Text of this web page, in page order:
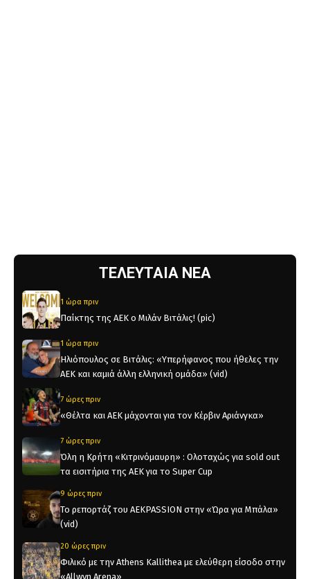
ΤΕΛΕΥΤΑΙΑ ΝΕΑ
1 ώρα πριν
Παίκτης της ΑΕΚ ο Μιλάν Βιτάλις! (pic)
1 ώρα πριν
Ηλιόπουλος σε Βιτάλις: «Υπερήφανος που ήθελες την
ΑΕΚ και καμιά άλλη ελληνική ομάδα» (vid)
7 ώρες πριν
«Θέλτα και ΑΕΚ μάχονται για τον Κέρβιν Αριάνγκα»
7 ώρες πριν
Όλη η Κρήτη «Κιτρινόμαυρη» : Ολοταχώς για sold out
τα εισιτήρια της ΑΕΚ για το Super Cup
9 ώρες πριν
Το ρεπορτάζ του AEKPASSION στην «Ώρα για Μπάλα»
(vid)
20 ώρες πριν
Φιλικό με την Athens Kallithea με ελεύθερη είσοδο στην
«Allwyn Arena»